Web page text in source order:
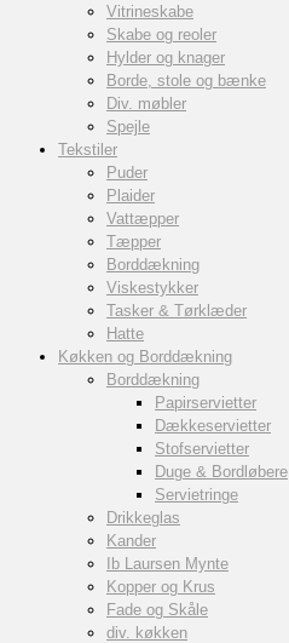
Vitrineskabe
Skabe og reoler
Hylder og knager
Borde, stole og bænke
Div. møbler
Spejle
Tekstiler
Puder
Plaider
Vattæpper
Tæpper
Borddækning
Viskestykker
Tasker & Tørklæder
Hatte
Køkken og Borddækning
Borddækning
Papirservietter
Dækkeservietter
Stofservietter
Duge & Bordløbere
Servietringe
Drikkeglas
Kander
Ib Laursen Mynte
Kopper og Krus
Fade og Skåle
div. køkken